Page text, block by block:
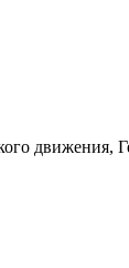
движения,